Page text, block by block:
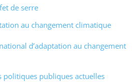
de serre
au changement climatique
d’adaptation au changement
politiques publiques actuelles